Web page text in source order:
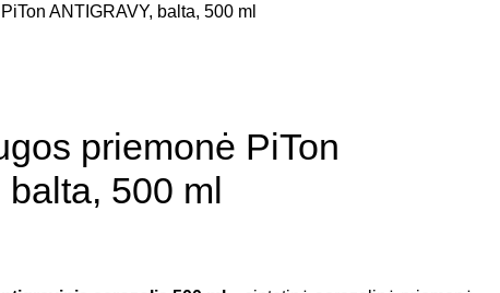
ANTIGRAVY, balta, 500 ml
priemonė PiTon
balta, 500 ml